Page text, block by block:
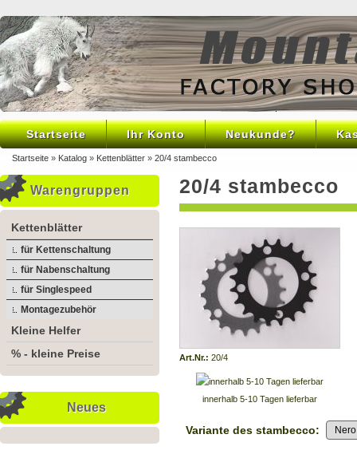
Startseite Ihr Konto Neukunde?
Startseite » Katalog » Kettenblätter » 20/4 stambecco
Warengruppen
Kettenblätter
für Kettenschaltung
für Nabenschaltung
für Singlespeed
Montagezubehör
Kleine Helfer
% - kleine Preise
Neues
20/4 stambecco
Art.Nr.: 20/4
innerhalb 5-10 Tagen lieferbar
Variante des stambecco: